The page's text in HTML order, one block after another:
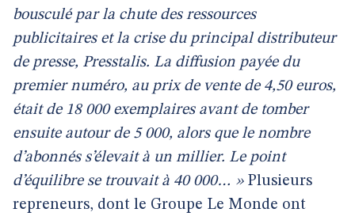
bousculé par la chute des ressources
publicitaires et la crise du principal distributeur
de presse, Presstalis. La diffusion payée du
premier numéro, au prix de vente de 4,50 euros,
était de 18 000 exemplaires avant de tomber
ensuite autour de 5 000, alors que le nombre
d’abonnés s’élevait à un millier. Le point
d’équilibre se trouvait à 40 000… »Plusieurs
repreneurs, dont le Groupe Le Monde ont